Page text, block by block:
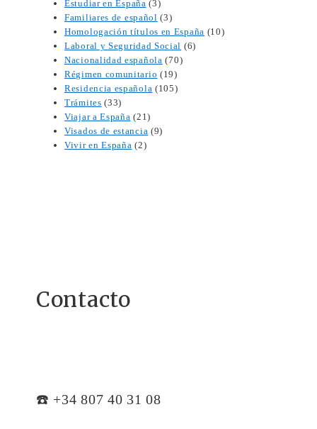
Estudiar en España (3)
Familiares de español (3)
Homologación títulos en España (10)
Laboral y Seguridad Social (6)
Nacionalidad española (70)
Régimen comunitario (19)
Residencia española (105)
Trámites (33)
Viajar a España (21)
Visados de estancia (9)
Vivir en España (2)
Contacto
☎️ +34 807 40 31 08